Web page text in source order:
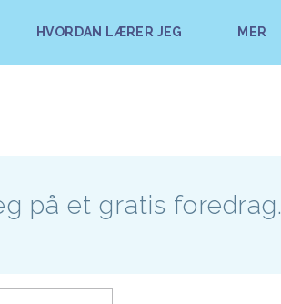
HVORDAN LÆRER JEG MER
på et gratis foredrag.